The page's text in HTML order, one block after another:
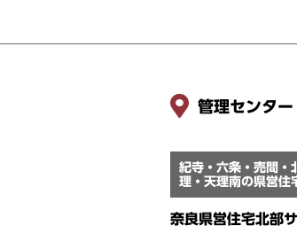
管理センター
紀寺・六条・売間・
理・天理南の県営住
奈良県営住宅北部